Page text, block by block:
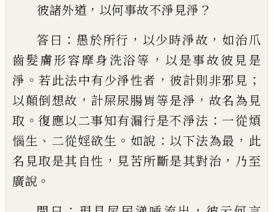
彼諸外道 ， 以何事故不淨見淨 ？
答曰 ： 愚於所行 ， 以少時淨故 ， 如治爪
齒髮膚形容摩身洗浴等 ， 以是事故彼見是
淨 。若此法中有少淨性者 ， 彼計則非邪見 ；
以顛倒想故 ， 計屎尿腸胃等是淨 ， 故名為見
取 。復應以二事知有漏行是不淨法 ： 一從煩
惱生 、 二從婬欲生 。 如說 ： 以下法為最 ， 此
名見取是其自性 ， 見苦所斷是其對治 ， 乃至
廣說 。